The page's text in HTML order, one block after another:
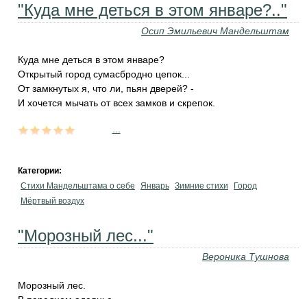
"Куда мне деться в этом январе?.."
Осип Эмильевич Мандельштам
Куда мне деться в этом январе?
Открытый город сумасбродно цепок...
От замкнутых я, что ли, пьян дверей? -
И хочется мычать от всех замков и скрепок.
Категории:
Стихи Мандельштама о себе
Январь Зимние стихи
Город
Мёртвый воздух
"Морозный лес..."
Вероника Тушнова
Морозный лес.